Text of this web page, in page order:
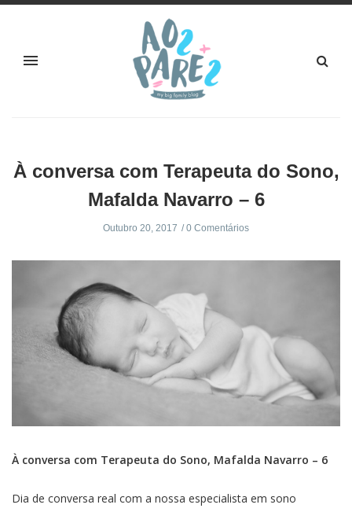
À conversa com Terapeuta do Sono,
Mafalda Navarro – 6
Outubro 20, 2017 0 Comentários
À conversa com Terapeuta do Sono, Mafalda Navarro – 6
Dia de conversa real com a nossa especialista em sono